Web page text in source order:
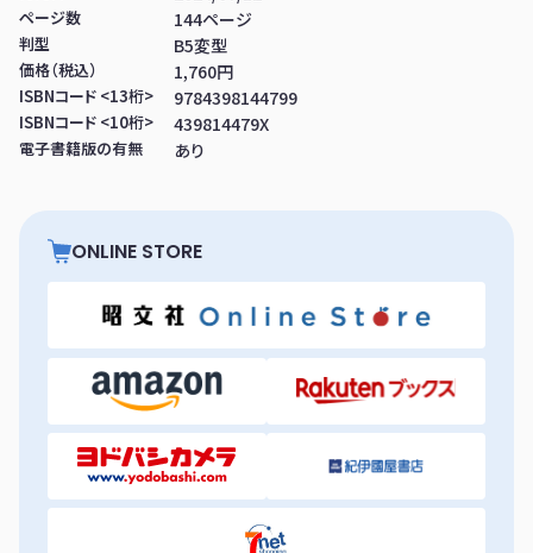
ページ数 144ページ
判型 B5変型
価格（税込） 1,760円
ISBNコード <13桁> 9784398144799
ISBNコード <10桁> 439814479X
電子書籍版の有無 あり
ONLINE STORE